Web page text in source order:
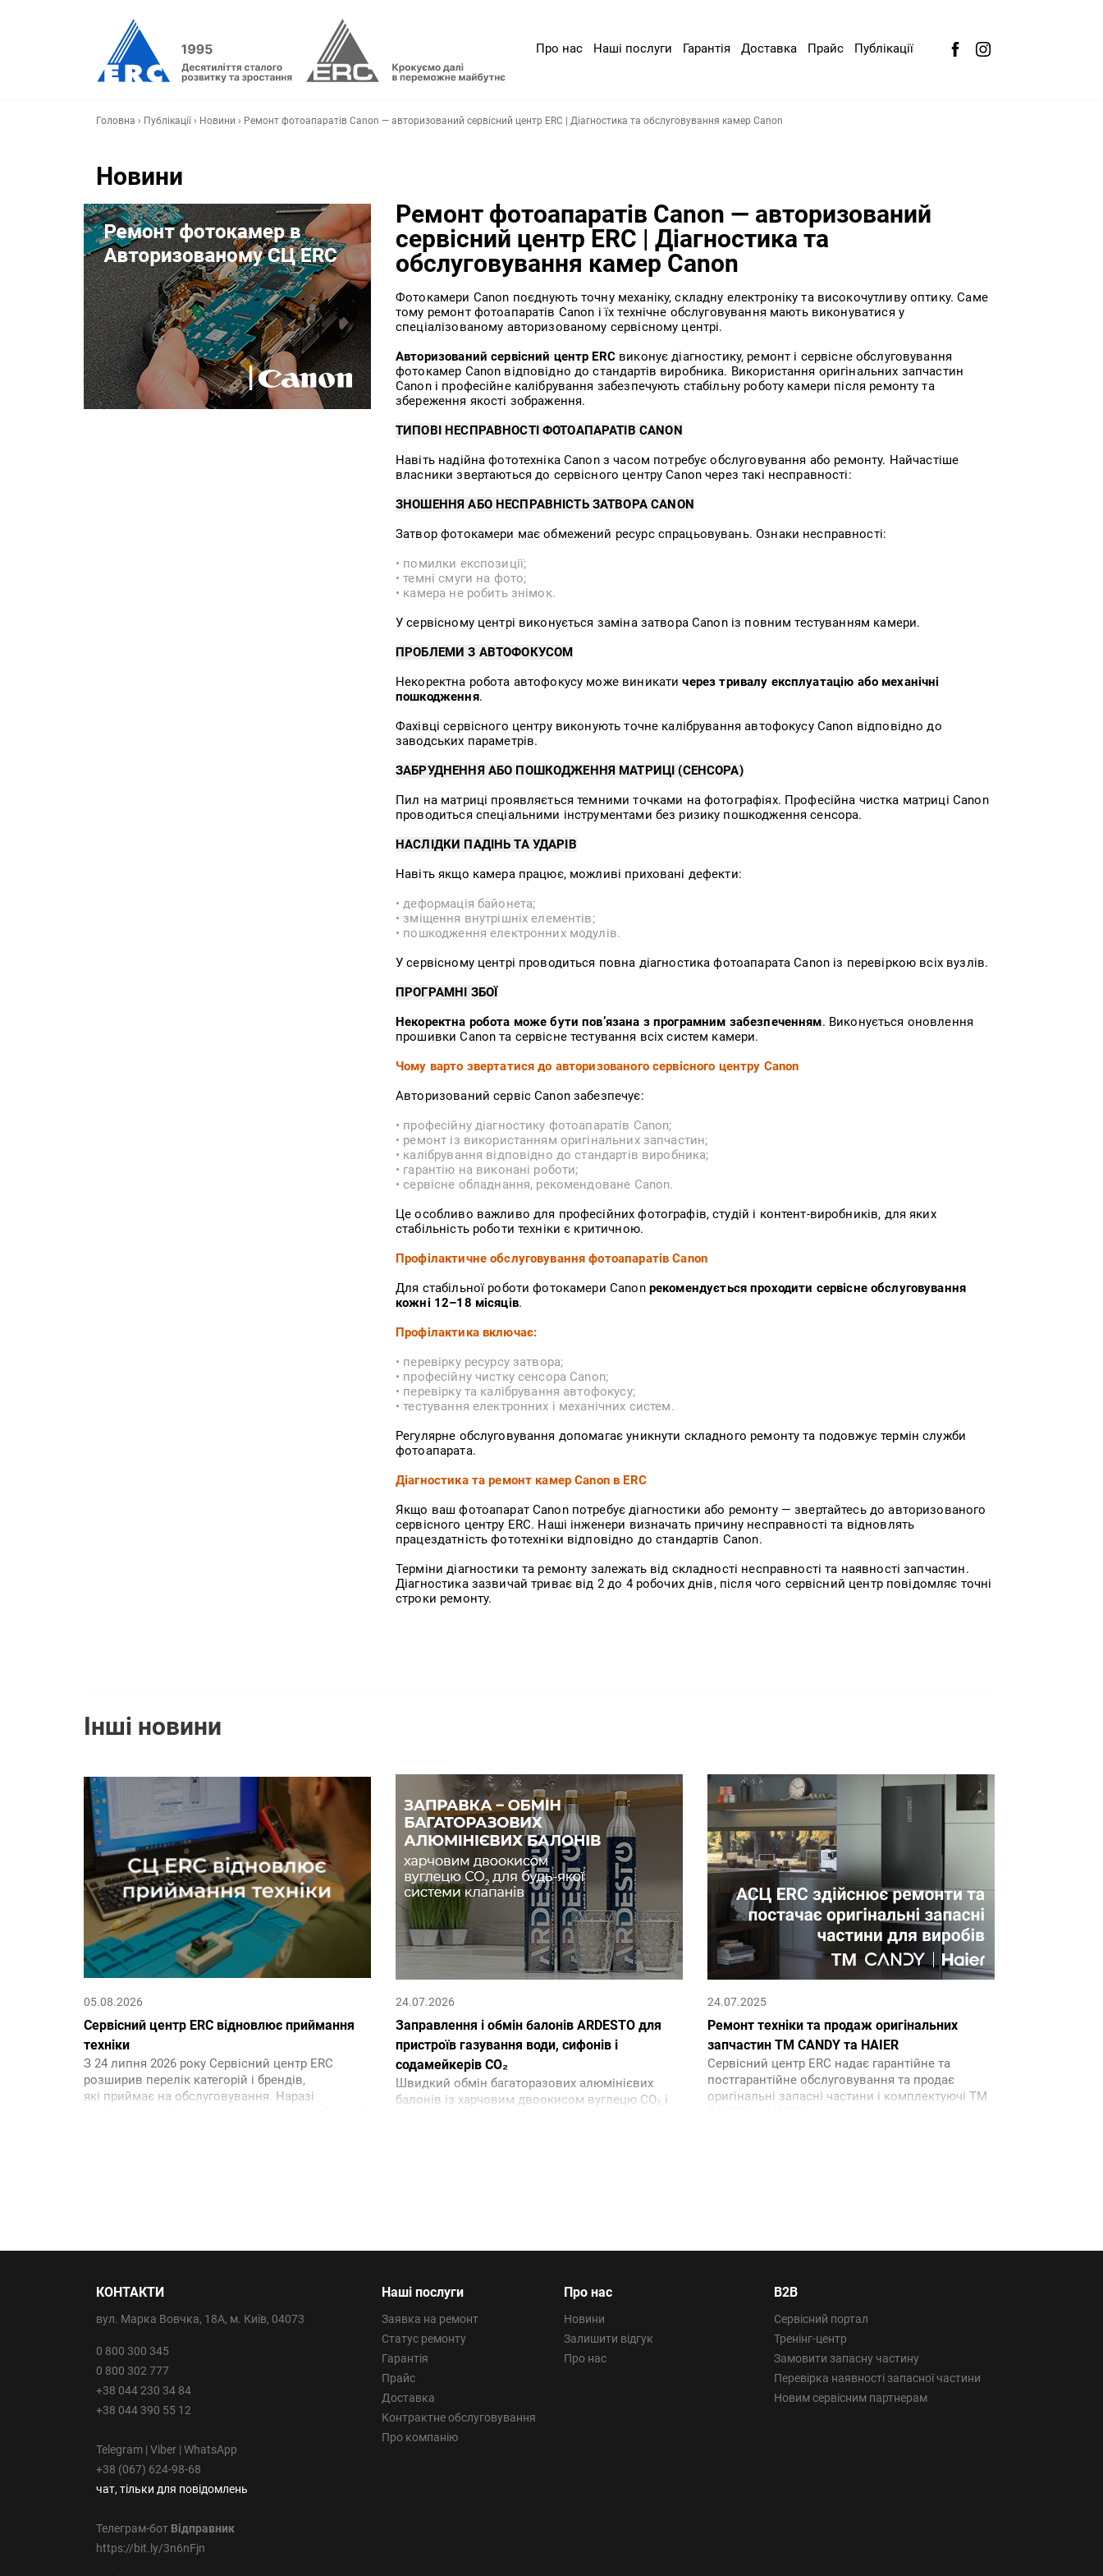
Про нас Наші послуги Гарантія Доставка Прайс Публікації
Головна › Публікації› Новини › Ремонт фотоапаратів Canon — авторизований сервісний центр ERC | Діагностика та обслуговування камер Canon
Новини
Ремонт фотоапаратів Canon — авторизований
сервісний центр ERC | Діагностика та
обслуговування камер Canon
Фотокамери Canon поєднують точну механіку, складну електроніку та високочутливу оптику. Саме
тому ремонт фотоапаратів Canon і їх технічне обслуговування мають виконуватися у
спеціалізованому авторизованому сервісному центрі.
Авторизований сервісний центр ERCвиконує діагностику, ремонт і сервісне обслуговування
фотокамер Canon відповідно до стандартів виробника. Використання оригінальних запчастин
Canon і професійне калібрування забезпечують стабільну роботу камери після ремонту та
збереження якості зображення.
ТИПОВІ НЕСПРАВНОСТІ ФОТОАПАРАТІВ CANON
Навіть надійна фототехніка Canon з часом потребує обслуговування або ремонту. Найчастіше
власники звертаються до сервісного центру Canon через такі несправності:
ЗНОШЕННЯ АБО НЕСПРАВНІСТЬ ЗАТВОРА CANON
Затвор фотокамери має обмежений ресурс спрацьовувань. Ознаки несправності:
• помилки експозиції;
• темні смуги на фото;
• камера не робить знімок.
У сервісному центрі виконується заміна затвора Canon із повним тестуванням камери.
ПРОБЛЕМИ З АВТОФОКУСОМ
Некоректна робота автофокусу може виникатичерез тривалу експлуатацію або механічні
пошкодження.
Фахівці сервісного центру виконують точне калібрування автофокусу Canon відповідно до
заводських параметрів.
ЗАБРУДНЕННЯ АБО ПОШКОДЖЕННЯ МАТРИЦІ (СЕНСОРА)
Пил на матриці проявляється темними точками на фотографіях. Професійна чистка матриці Canon
проводиться спеціальними інструментами без ризику пошкодження сенсора.
НАСЛІДКИ ПАДІНЬ ТА УДАРІВ
Навіть якщо камера працює, можливі приховані дефекти:
• деформація байонета;
• зміщення внутрішніх елементів;
• пошкодження електронних модулів.
У сервісному центрі проводиться повна діагностика фотоапарата Canon із перевіркою всіх вузлів.
ПРОГРАМНІ ЗБОЇ
Некоректна робота може бути пов’язана з програмним забезпеченням. Виконується оновлення
прошивки Canon та сервісне тестування всіх систем камери.
Чому варто звертатися до авторизованого сервісного центру Canon
Авторизований сервіс Canon забезпечує:
• професійну діагностику фотоапаратів Canon;
• ремонт із використанням оригінальних запчастин;
• калібрування відповідно до стандартів виробника;
• гарантію на виконані роботи;
• сервісне обладнання, рекомендоване Canon.
Це особливо важливо для професійних фотографів, студій і контент-виробників, для яких
стабільність роботи техніки є критичною.
Профілактичне обслуговування фотоапаратів Canon
Для стабільної роботи фотокамери Canon рекомендується проходити сервісне обслуговування
кожні 12–18 місяців.
Профілактика включає:
• перевірку ресурсу затвора;
• професійну чистку сенсора Canon;
• перевірку та калібрування автофокусу;
• тестування електронних і механічних систем.
Регулярне обслуговування допомагає уникнути складного ремонту та подовжує термін служби
фотоапарата.
Діагностика та ремонт камер Canon в ERC
Якщо ваш фотоапарат Canon потребує діагностики або ремонту — звертайтесь до авторизованого
сервісного центру ERC. Наші інженери визначать причину несправності та відновлять
працездатність фототехніки відповідно до стандартів Canon.
Терміни діагностики та ремонту залежать від складності несправності та наявності запчастин.
Діагностика зазвичай триває від 2 до 4 робочих днів, після чого сервісний центр повідомляє точні
строки ремонту.
Інші новини
05.08.2026
Сервісний центр ERC відновлює приймання
техніки
З 24 липня 2026 року Сервісний центр ERC
розширив перелік категорій і брендів,
які приймає на обслуговування. Наразі
24.07.2026
Заправлення і обмін балонів ARDESTO для
пристроїв газування води, сифонів і
содамейкерів CO₂
Швидкий обмін багаторазових алюмінієвих
балонів із харчовим двоокисом вуглецю CO₂ і
24.07.2025
Ремонт техніки та продаж оригінальних
запчастин ТМ CANDY та HAIER
Сервісний центр ERC надає гарантійне та
постгарантійне обслуговування та продає
оригінальні запасні частини і комплектуючі ТМ
КОНТАКТИ
вул. Марка Вовчка, 18А, м. Київ, 04073
0 800 300 345
0 800 302 777
+38 044 230 34 84
+38 044 390 55 12
Telegram | Viber | WhatsApp
+38 (067) 624-98-68
чат, тільки для повідомлень
Телеграм-бот Відправник
https://bit.ly/3n6nFjn
Наші послуги
Заявка на ремонт
Статус ремонту
Гарантія
Прайс
Доставка
Контрактне обслуговування
Про компанію
Про нас
Новини
Залишити відгук
Про нас
B2B
Сервісний портал
Тренінг-центр
Замовити запасну частину
Перевірка наявності запасної частини
Новим сервісним партнерам